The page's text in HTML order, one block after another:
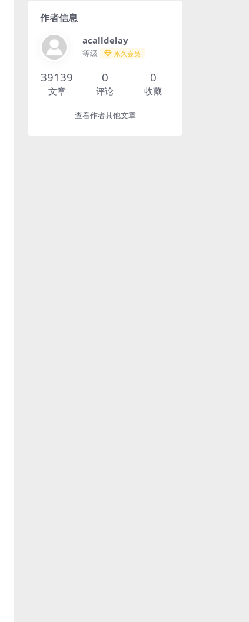
作者信息
acalldelay
等级 永久会员
39139
文章
0
评论
0
收藏
查看作者其他文章